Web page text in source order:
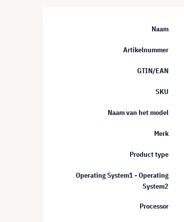
Naam
Artikelnummer
GTIN/EAN
SKU
Naam van het model
Merk
Product type
Operating System1 - Operating
System2
Processor